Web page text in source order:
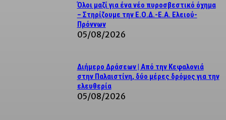
Όλοι μαζί για ένα νέο πυροσβεστικό όχημα
– Στηρίζουμε την Ε.Ο.Δ.-Ε.Α. Ελειού-
Πρόννων
05/08/2026
Διήμερο Δράσεων | Από την Κεφαλονιά
στην Παλαιστίνη, δύο μέρες δρόμος για την
ελευθερία
05/08/2026